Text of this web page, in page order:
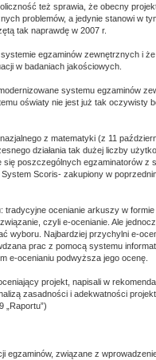
też sprawia, że obecny
problemów, a jedynie stanowi w
tak naprawdę w 2007 r.
egzaminów zewnętrznych i
w badaniach jakościowych.
systemu egzaminów
oświaty nie jest już tak oczywisty
z matematyki (z 11
działania tak dużej liczby
się poszczególnych egzaminatorów z
System Scoris- zakupiony w
ocenianie arkuszy w
czyli e-ocenianie. Ale
wyboru. Najbardziej przychylni e-
prac z pomocą systemu
e-ocenianiu podwyższa jego ocenę.
projekt, napisali w
zasadności i adekwatności
„Raportu”)
egzaminów, związane z